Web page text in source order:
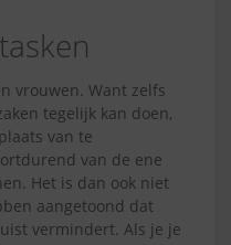
vrouwen. Want zelfs
tegelijk kan doen,
van te
van de ene
Het is dan ook niet
aangetoond dat
vermindert. Als je je